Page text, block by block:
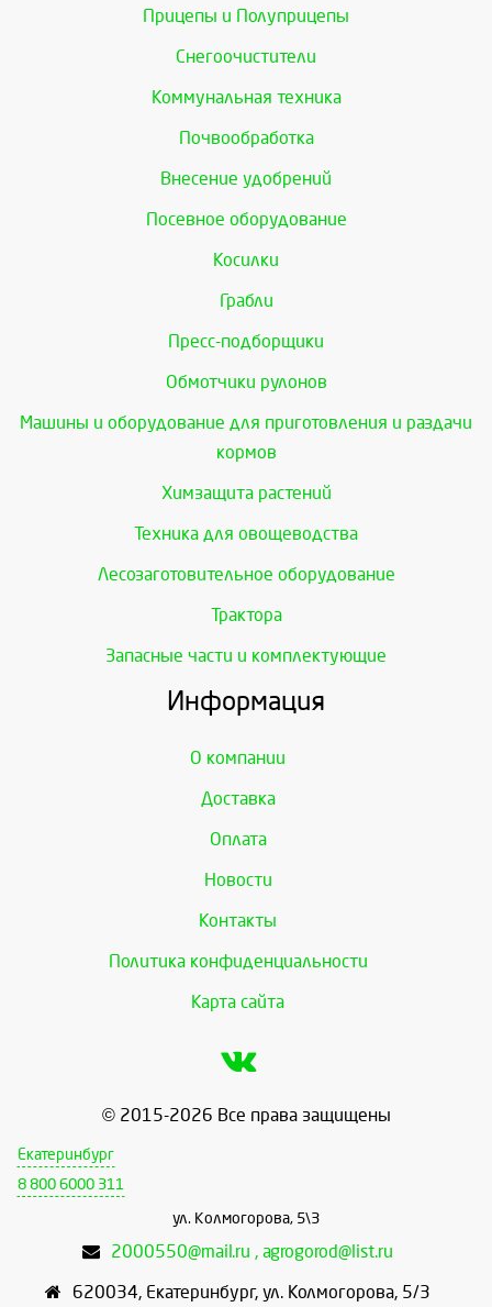
Прицепы и Полуприцепы
Снегоочистители
Коммунальная техника
Почвообработка
Внесение удобрений
Посевное оборудование
Косилки
Грабли
Пресс-подборщики
Обмотчики рулонов
Машины и оборудование для приготовления и раздачи
кормов
Химзащита растений
Техника для овощеводства
Лесозаготовительное оборудование
Трактора
Запасные части и комплектующие
Информация
О компании
Доставка
Оплата
Новости
Контакты
Политика конфиденциальности
Карта сайта
© 2015-2026 Все права защищены
Екатеринбург
8 800 6000 311
ул. Колмогорова, 5\3
2000550@mail.ru , agrogorod@list.ru
620034, Екатеринбург, ул. Колмогорова, 5/3